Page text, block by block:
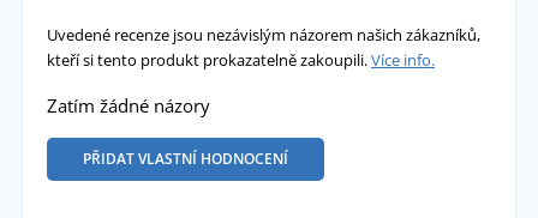
Uvedené recenze jsou nezávislým názorem našich zákazníků,
kteří si tento produkt prokazatelně zakoupili.Více info.
Zatím žádné názory
PŘIDAT VLASTNÍ HODNOCENÍ